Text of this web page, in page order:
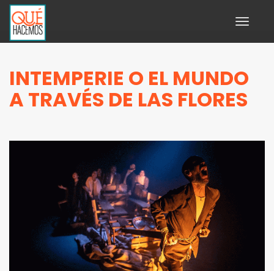
Toggle
INTEMPERIE O EL MUNDO
A TRAVÉS DE LAS FLORES